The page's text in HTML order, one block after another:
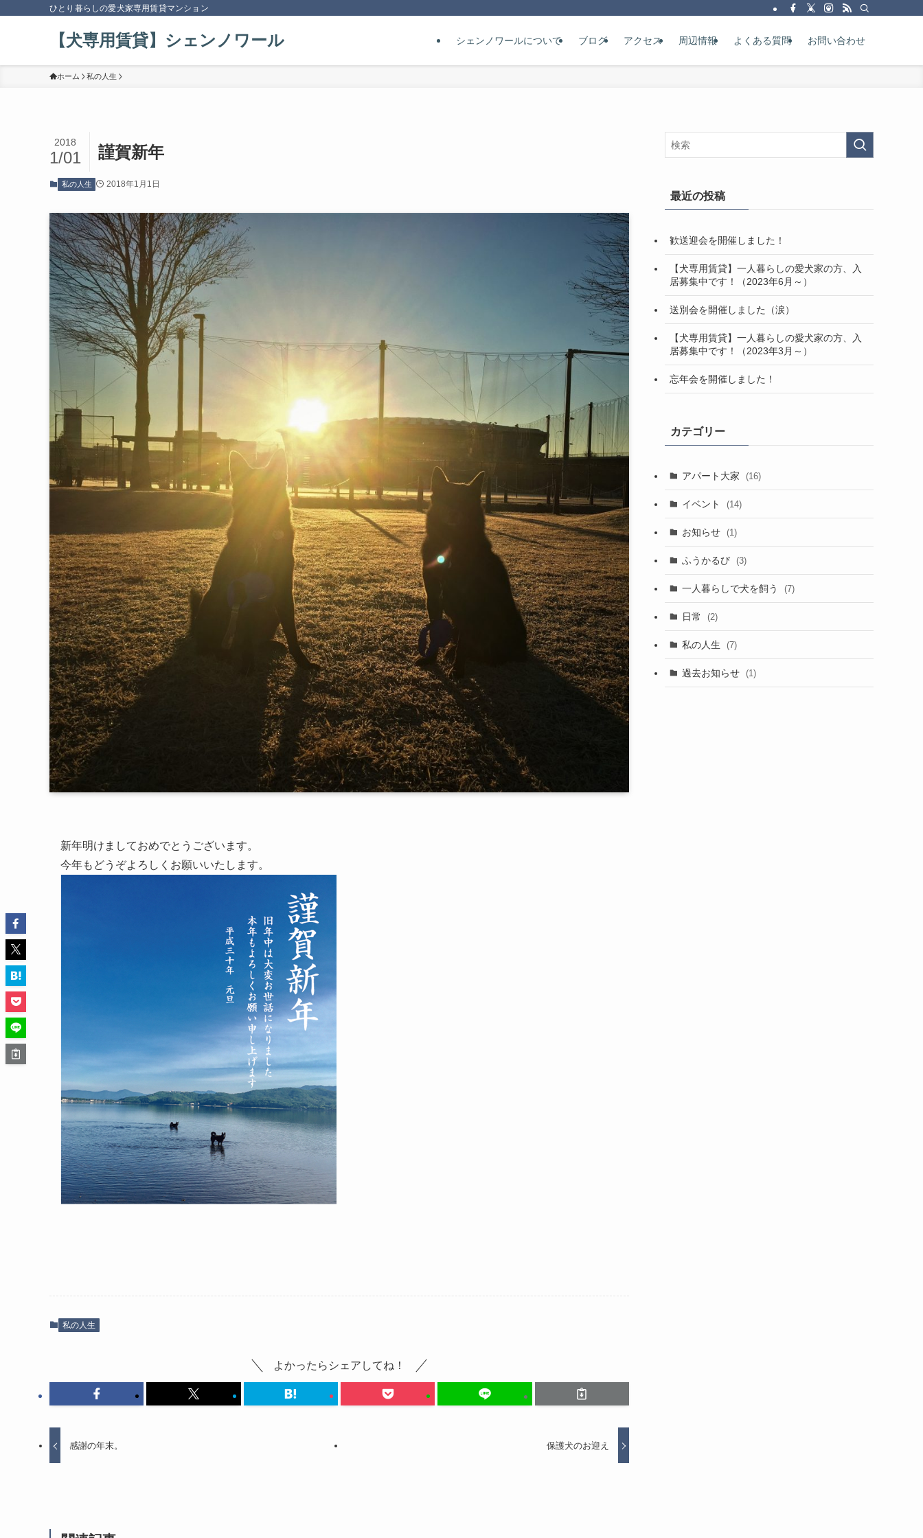
ひとり暮らしの愛犬家専用賃貸マンション
【犬専用賃貸】シェンノワール シェンノワールについて ブログ アクセス 周辺情報 よくある質問 お問い合わせ
ホーム 私の人生
謹賀新年
2018
1/01
私の人生 2018年1月1日
新年明けましておめでとうございます。
今年もどうぞよろしくお願いいたします。
私の人生
よかったらシェアしてね！
感謝の年末。 保護犬のお迎え
最近の投稿
歓送迎会を開催しました！
【犬専用賃貸】一人暮らしの愛犬家の方、入
居募集中です！（2023年6月～）
送別会を開催しました（涙）
【犬専用賃貸】一人暮らしの愛犬家の方、入
居募集中です！（2023年3月～）
忘年会を開催しました！
カテゴリー
アパート大家 (16)
イベント (14)
お知らせ (1)
ふうかるび (3)
一人暮らしで犬を飼う (7)
日常 (2)
私の人生 (7)
過去お知らせ (1)